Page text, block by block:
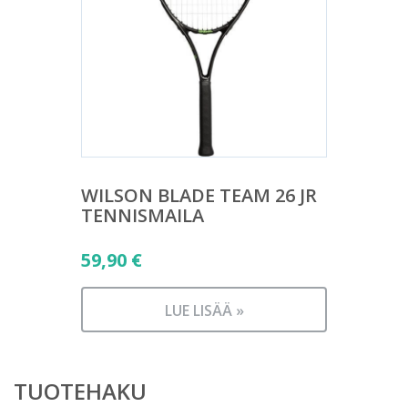
WILSON BLADE TEAM 26 JR
TENNISMAILA
59,90 €
LUE LISÄÄ »
TUOTEHAKU